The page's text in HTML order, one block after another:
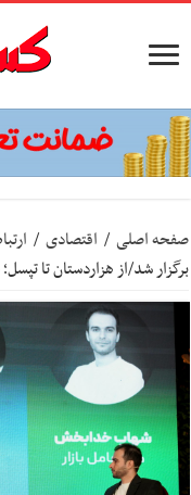
صفحه اصلی / اقتصادی /
برگزار شد/از هزاردستان تا